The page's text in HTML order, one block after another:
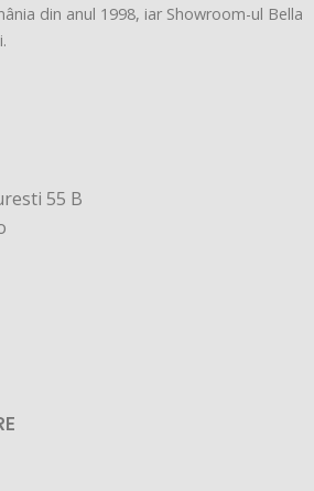
din anul 1998, iar Showroom-ul Bella
55 B